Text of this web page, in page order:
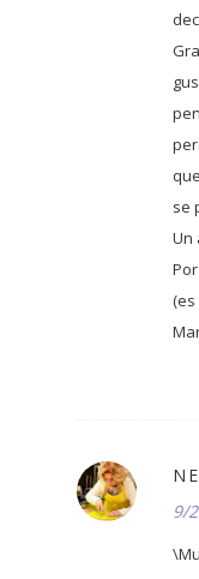
se
Un
9/